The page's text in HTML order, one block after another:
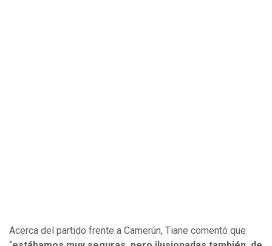
Acerca del partido frente a Camerún, Tiane comentó que